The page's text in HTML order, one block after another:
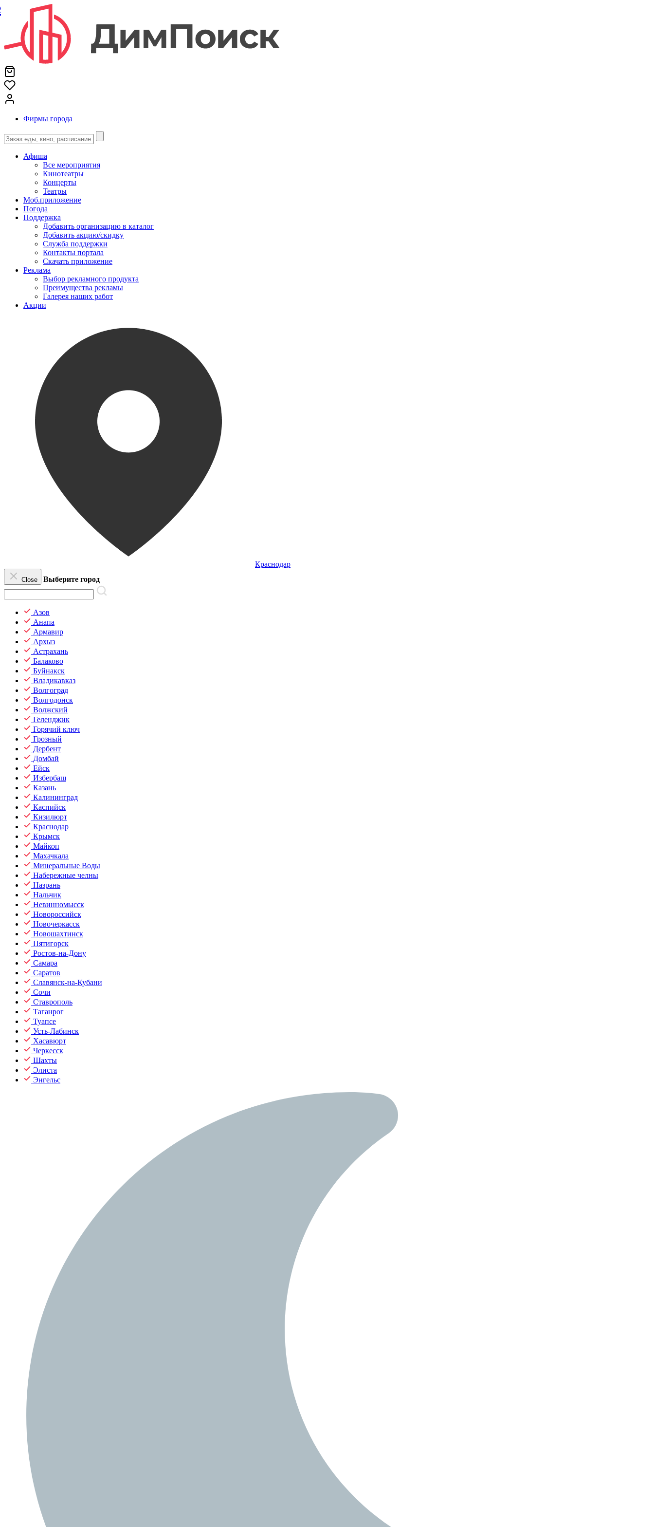
Фирмы города
Афиша
Все мероприятия
Кинотеатры
Концерты
Театры
Моб.приложение
Погода
Поддержка
Добавить организацию в каталог
Добавить акцию/скидку
Служба поддержки
Контакты портала
Скачать приложение
Реклама
Выбор рекламного продукта
Преимущества рекламы
Галерея наших работ
Акции
Краснодар
Close Выберите город
Азов
Анапа
Армавир
Архыз
Астрахань
Балаково
Буйнакск
Владикавказ
Волгоград
Волгодонск
Волжский
Геленджик
Горячий ключ
Грозный
Дербент
Домбай
Ейск
Избербаш
Казань
Калининград
Каспийск
Кизилюрт
Краснодар
Крымск
Майкоп
Махачкала
Минеральные Воды
Набережные челны
Назрань
Нальчик
Невинномысск
Новороссийск
Новочеркасск
Новошахтинск
Пятигорск
Ростов-на-Дону
Самара
Саратов
Славянск-на-Кубани
Сочи
Ставрополь
Таганрог
Туапсе
Усть-Лабинск
Хасавюрт
Черкесск
Шахты
Элиста
Энгельс